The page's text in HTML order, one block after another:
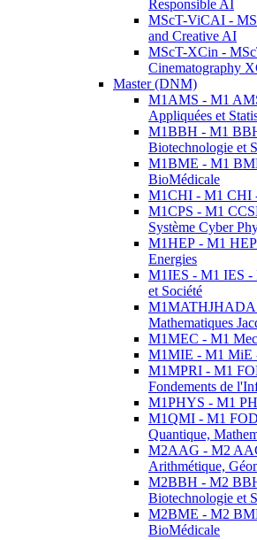
Responsible AI
MScT-ViCAI -
and Creative AI
MScT-XCin -
Cinematography
Master (DNM)
M1AMS - M1
Appliquées et
M1BBH - M1
Biotechnologie et
M1BME - M1
BioMédicale
M1CHI - M1 CHI
M1CPS - M1
Système Cyber
M1HEP - M1 HEP
Energies
M1IES - M1 IES -
et Société
Mathematiques
M1MEC - M1
M1MIE - M1 MiE
M1MPRI - M1
Fondements de
M1PHYS - M1
M1QMI - M1
Quantique,
M2AAG - M2
Arithmétique,
M2BBH - M2
Biotechnologie et
M2BME - M2
BioMédicale